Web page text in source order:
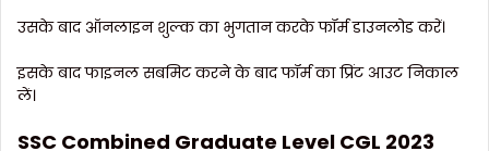
उसके बाद ऑनलाइन शुल्क का भुगतान करके फॉर्म डाउनलोड करें।
इसके बाद फाइनल सबमिट करने के बाद फॉर्म का प्रिंट आउट निकाल
लें।
SSC Combined Graduate Level CGL 2023